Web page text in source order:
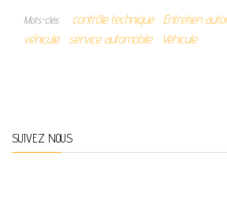
Mots-clés contrôle technique Entretien
véhicule
service automobile Véhicule
SUIVEZ NOUS